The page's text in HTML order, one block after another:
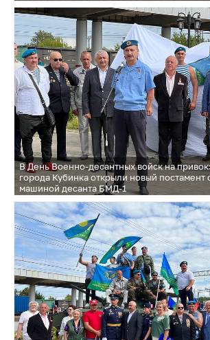
В День Военно-десантных войск на
города Кубинка открыли новый постамент
машиной десанта БМД-1